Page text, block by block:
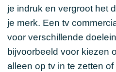
je indruk en vergroot het
je merk. Een tv
voor verschillende
bijvoorbeeld voor kiezen
alleen op tv in te zetten